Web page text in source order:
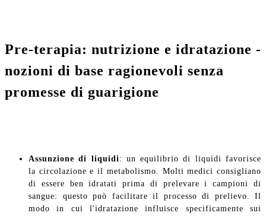
Pre-terapia: nutrizione e idratazione -
nozioni di base ragionevoli senza
promesse di guarigione
Assunzione di liquidi: un equilibrio di liquidi favorisce
la circolazione e il metabolismo. Molti medici consigliano
di essere ben idratati prima di prelevare i campioni di
sangue: questo può facilitare il processo di prelievo. Il
modo in cui l'idratazione influisce specificamente sui